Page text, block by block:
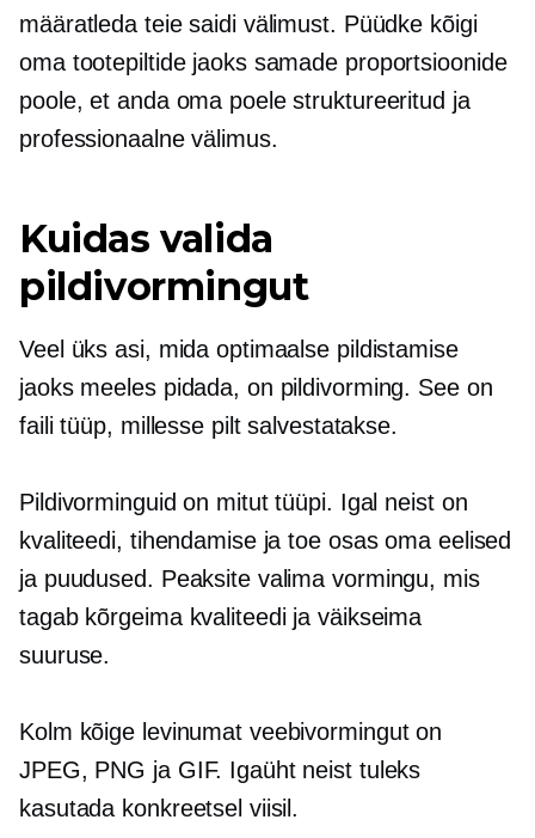
määratleda teie saidi välimust. Püüdke kõigi
oma tootepiltide jaoks samade proportsioonide
poole, et anda oma poele struktureeritud ja
professionaalne välimus.
Kuidas valida
pildivormingut
Veel üks asi, mida optimaalse pildistamise
jaoks meeles pidada, on pildivorming. See on
faili tüüp, millesse pilt salvestatakse.
Pildivorminguid on mitut tüüpi. Igal neist on
kvaliteedi, tihendamise ja toe osas oma eelised
ja puudused. Peaksite valima vormingu, mis
tagab kõrgeima kvaliteedi ja väikseima
suuruse.
Kolm kõige levinumat veebivormingut on
JPEG, PNG ja GIF. Igaüht neist tuleks
kasutada konkreetsel viisil.